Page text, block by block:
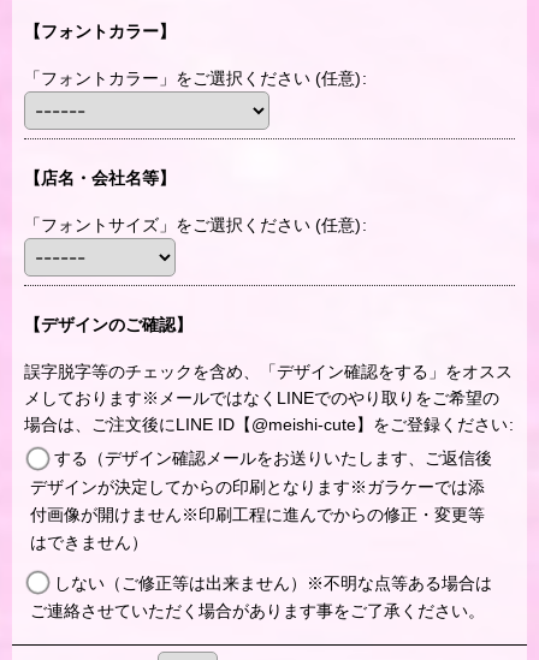
【フォントカラー】
「フォントカラー」をご選択ください (任意):
【店名・会社名等】
「フォントサイズ」をご選択ください (任意):
【デザインのご確認】
誤字脱字等のチェックを含め、「デザイン確認をする」をオスス
メしております※メールではなくLINEでのやり取りをご希望の
場合は、ご注文後にLINE ID【@meishi-cute】をご登録ください:
する（デザイン確認メールをお送りいたします、ご返信後
デザインが決定してからの印刷となります※ガラケーでは添
付画像が開けません※印刷工程に進んでからの修正・変更等
はできません）
しない（ご修正等は出来ません）※不明な点等ある場合は
ご連絡させていただく場合があります事をご了承ください。